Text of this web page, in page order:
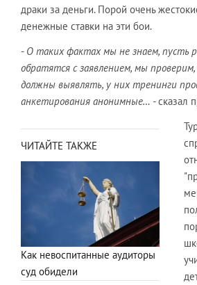
драки за деньги. Порой очень
денежные ставки на эти бои.
- О таких фактах мы не знаем, пусть
обратятся с заявлением, мы
должны выявлять, у них тренинги
анкетирования анонимные… -сказал
ЧИТАЙТЕ ТАКЖЕ
Как невоспитанные аудиторы
суд обидели